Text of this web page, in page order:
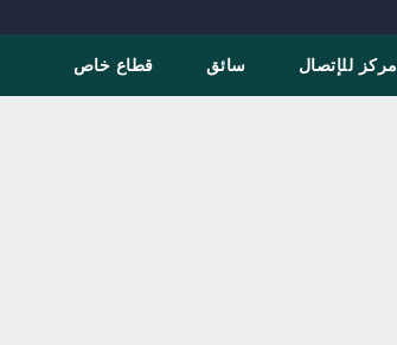
مركز للإتصال سائق قطاع خاص